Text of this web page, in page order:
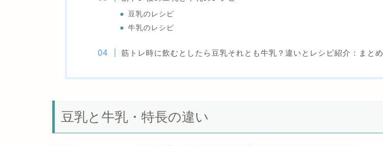
豆乳のレシピ
牛乳のレシピ
筋トレ時に飲むとしたら豆乳それとも牛乳？違いとレシピ紹介：まとめ
豆乳と牛乳・特長の違い